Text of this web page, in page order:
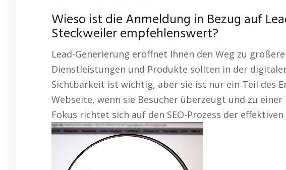
Wieso ist die Anmeldung in Bezug auf
Steckweiler empfehlenswert?
Lead-Generierung eröffnet Ihnen den Weg zu
Dienstleistungen und Produkte sollten in der
Sichtbarkeit ist wichtig, aber sie ist nur ein Teil des
Webseite, wenn sie Besucher überzeugt und zu
Fokus richtet sich auf den SEO-Prozess der